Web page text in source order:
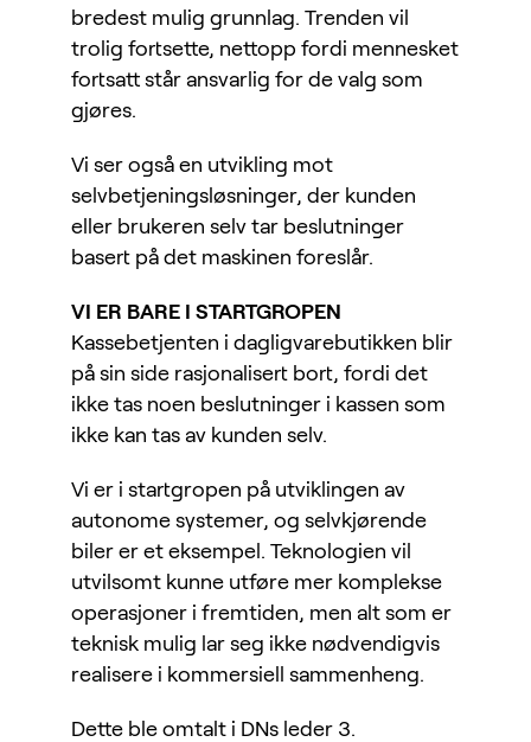
bredest mulig grunnlag. Trenden vil
trolig fortsette, nettopp fordi mennesket
fortsatt står ansvarlig for de valg som
gjøres.
Vi ser også en utvikling mot
selvbetjeningsløsninger, der kunden
eller brukeren selv tar beslutninger
basert på det maskinen foreslår.
VI ER BARE I STARTGROPEN
Kassebetjenten i dagligvarebutikken blir
på sin side rasjonalisert bort, fordi det
ikke tas noen beslutninger i kassen som
ikke kan tas av kunden selv.
Vi er i startgropen på utviklingen av
autonome systemer, og selvkjørende
biler er et eksempel. Teknologien vil
utvilsomt kunne utføre mer komplekse
operasjoner i fremtiden, men alt som er
teknisk mulig lar seg ikke nødvendigvis
realisere i kommersiell sammenheng.
Dette ble omtalt i DNs leder 3.